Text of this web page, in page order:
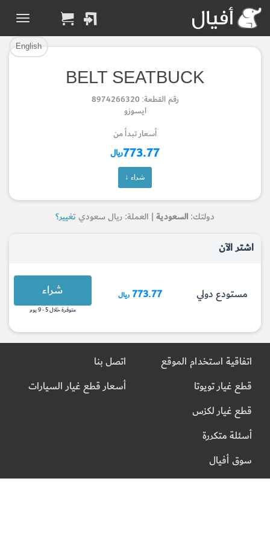
English
BELT SEATBUCK
رقم القطعة: 8974266320
ايسوزو
أسعار تبدأ من
773.77ريال
شراء ↓
دولتك: السعودية | العملة: ريال سعوديتغيير؟
اشتر الآن
مستودع دولي 773.77 ريال شراء
متوفرة خلال 5 - 9 يوم
تم إضافة القطعة بنجاح.
الرجوع لصفحة البحث
Part Successfully
Selected
Return to Search Page
تم إضافة القطعة للسلة بنجاح.
إتمام عملية الشراء
Part Added to Cart
Checkout
اتفاقية استخدام الموقع
قطع غيار تويوتا
قطع غيار لكزس
أسئلة متكررة
سوق أفيال
اتصل بنا
أسعار قطع غيار السيارات